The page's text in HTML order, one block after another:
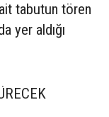
tabutun tören
yer aldığı